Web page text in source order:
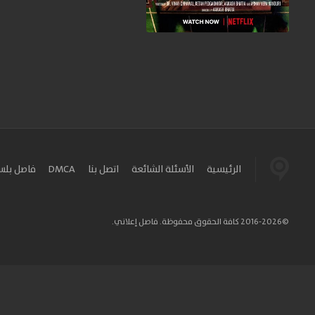
الرئيسية الأسئلة الشائعة اتصل بنا DMCA فاصل
©2016-2026 كافة الحقوق محفوظة. فاصل إعلاني.